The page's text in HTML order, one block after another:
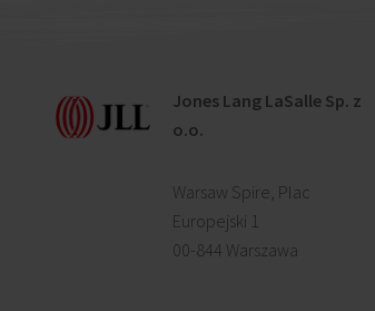
Jones Lang LaSalle Sp. z
o.o.
Warsaw Spire, Plac
Europejski 1
00-844 Warszawa